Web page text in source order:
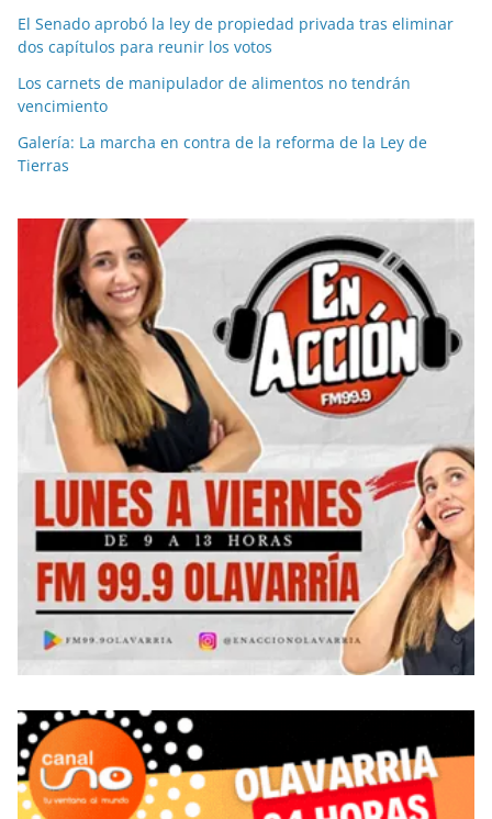
El Senado aprobó la ley de propiedad privada tras eliminar
dos capítulos para reunir los votos
Los carnets de manipulador de alimentos no tendrán
vencimiento
Galería: La marcha en contra de la reforma de la Ley de
Tierras